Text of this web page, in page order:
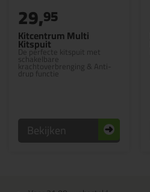
Kitcentrum Multi
Kitspuit
De perfecte kitspuit met
schakelbare
krachtoverbrenging & Anti-
drup functie
29,95
Bekijken